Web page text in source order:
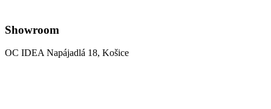
Showroom
OC IDEA Napájadlá 18, Košice